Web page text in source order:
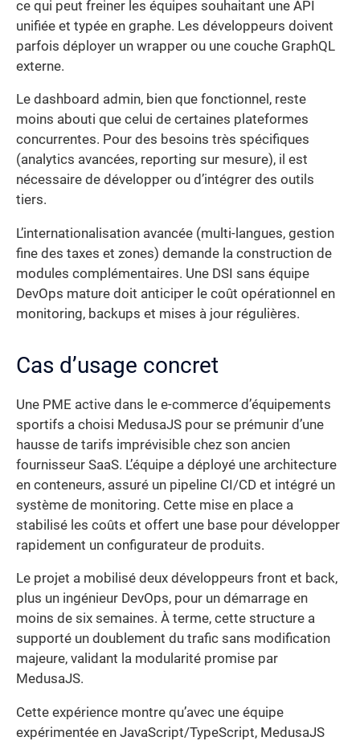
ce qui peut freiner les équipes souhaitant une API
unifiée et typée en graphe. Les développeurs doivent
parfois déployer un wrapper ou une couche GraphQL
externe.
Le dashboard admin, bien que fonctionnel, reste
moins abouti que celui de certaines plateformes
concurrentes. Pour des besoins très spécifiques
(analytics avancées, reporting sur mesure), il est
nécessaire de développer ou d’intégrer des outils
tiers.
L’internationalisation avancée (multi-langues, gestion
fine des taxes et zones) demande la construction de
modules complémentaires. Une DSI sans équipe
DevOps mature doit anticiper le coût opérationnel en
monitoring, backups et mises à jour régulières.
Cas d’usage concret
Une PME active dans le e-commerce d’équipements
sportifs a choisi MedusaJS pour se prémunir d’une
hausse de tarifs imprévisible chez son ancien
fournisseur SaaS. L’équipe a déployé une architecture
en conteneurs, assuré un pipeline CI/CD et intégré un
système de monitoring. Cette mise en place a
stabilisé les coûts et offert une base pour développer
rapidement un configurateur de produits.
Le projet a mobilisé deux développeurs front et back,
plus un ingénieur DevOps, pour un démarrage en
moins de six semaines. À terme, cette structure a
supporté un doublement du trafic sans modification
majeure, validant la modularité promise par
MedusaJS.
Cette expérience montre qu’avec une équipe
expérimentée en JavaScript/TypeScript, MedusaJS